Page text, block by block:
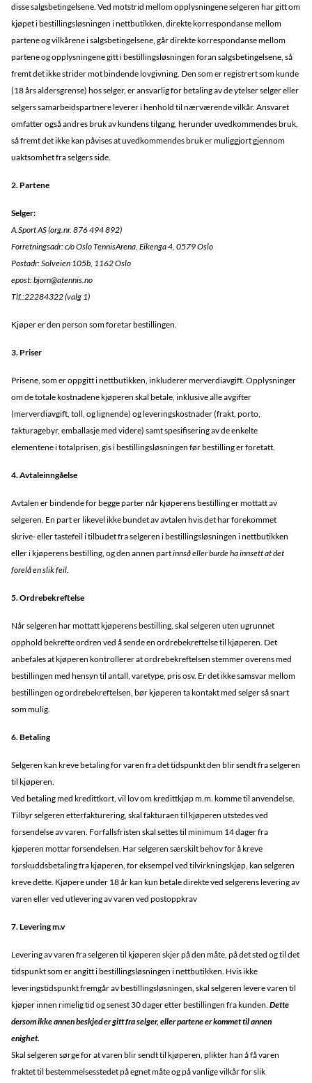
disse salgsbetingelsene. Ved motstrid mellom opplysningene selgeren har gitt om
kjøpet i bestillingsløsningen i nettbutikken, direkte korrespondanse mellom
partene og vilkårene i salgsbetingelsene, går direkte korrespondanse mellom
partene og opplysningene gitt i bestillingsløsningen foran salgsbetingelsene, så
fremt det ikke strider mot bindende lovgivning. Den som er registrert som kunde
(18 års aldersgrense) hos selger, er ansvarlig for betaling av de ytelser selger eller
selgers samarbeidspartnere leverer i henhold til nærværende vilkår. Ansvaret
omfatter også andres bruk av kundens tilgang, herunder uvedkommendes bruk,
så fremt det ikke kan påvises at uvedkommendes bruk er muliggjort gjennom
uaktsomhet fra selgers side.
2. Partene
Selger:
A.Sport AS (org.nr. 876 494 892)
Forretningsadr: c/o Oslo TennisArena, Eikenga 4, 0579 Oslo
Postadr: Solveien 105b, 1162 Oslo
epost: bjorn@atennis.no
Tlf.:22284322 (valg 1)
Kjøper er den person som foretar bestillingen.
3. Priser
Prisene, som er oppgitt i nettbutikken, inkluderer merverdiavgift. Opplysninger
om de totale kostnadene kjøperen skal betale, inklusive alle avgifter
(merverdiavgift, toll, og lignende) og leveringskostnader (frakt, porto,
fakturagebyr, emballasje med videre) samt spesifisering av de enkelte
elementene i totalprisen, gis i bestillingsløsningen før bestilling er foretatt.
4. Avtaleinngåelse
Avtalen er bindende for begge parter når kjøperens bestilling er mottatt av
selgeren. En part er likevel ikke bundet av avtalen hvis det har forekommet
skrive- eller tastefeil i tilbudet fra selgeren i bestillingsløsningen i nettbutikken
eller i kjøperens bestilling, og den annen partinnså eller burde ha innsett at det
forelå en slik feil.
5. Ordrebekreftelse
Når selgeren har mottatt kjøperens bestilling, skal selgeren uten ugrunnet
opphold bekrefte ordren ved å sende en ordrebekreftelse til kjøperen. Det
anbefales at kjøperen kontrollerer at ordrebekreftelsen stemmer overens med
bestillingen med hensyn til antall, varetype, pris osv. Er det ikke samsvar mellom
bestillingen og ordrebekreftelsen, bør kjøperen ta kontakt med selger så snart
som mulig.
6. Betaling
Selgeren kan kreve betaling for varen fra det tidspunkt den blir sendt fra selgeren
til kjøperen.
Ved betaling med kredittkort, vil lov om kredittkjøp m.m. komme til anvendelse.
Tilbyr selgeren etterfakturering, skal fakturaen til kjøperen utstedes ved
forsendelse av varen. Forfallsfristen skal settes til minimum 14 dager fra
kjøperen mottar forsendelsen. Har selgeren særskilt behov for å kreve
forskuddsbetaling fra kjøperen, for eksempel ved tilvirkningskjøp, kan selgeren
kreve dette. Kjøpere under 18 år kan kun betale direkte ved selgerens levering av
varen eller ved utlevering av varen ved postoppkrav
7. Levering m.v
Levering av varen fra selgeren til kjøperen skjer på den måte, på det sted og til det
tidspunkt som er angitt i bestillingsløsningen i nettbutikken. Hvis ikke
leveringstidspunkt fremgår av bestillingsløsningen, skal selgeren levere varen til
kjøper innen rimelig tid og senest 30 dager etter bestillingen fra kunden. Dette
dersom ikke annen beskjed er gitt fra selger, eller partene er kommet til annen
enighet.
Skal selgeren sørge for at varen blir sendt til kjøperen, plikter han å få varen
fraktet til bestemmelsesstedet på egnet måte og på vanlige vilkår for slik